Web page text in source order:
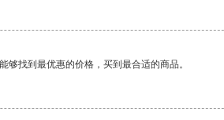
够找到最优惠的价格，买到最合适的商品。